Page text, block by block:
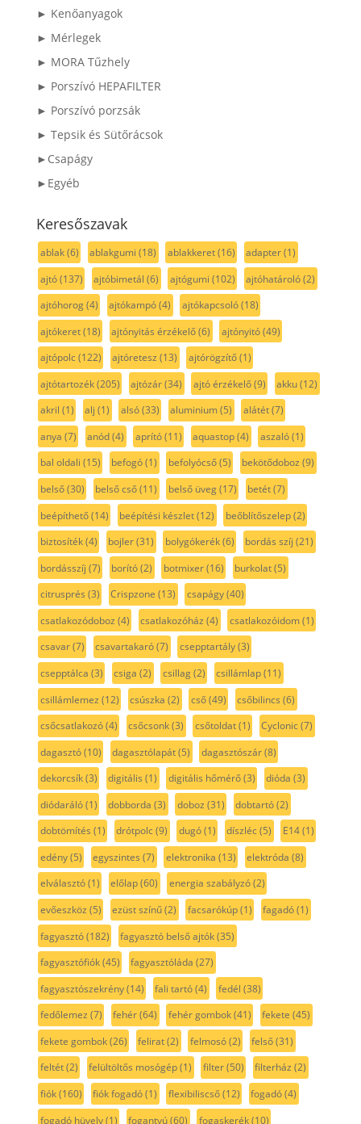
► Kenőanyagok
► Mérlegek
► MORA Tűzhely
► Porszívó HEPAFILTER
► Porszívó porzsák
► Tepsik és Sütőrácsok
►Csapágy
►Egyéb
Keresőszavak
ablak(6) ablakgumi (18) ablakkeret(16) adapter(1)
ajtó(137) ajtóbimetál (6) ajtógumi (102) ajtóhatároló(2)
ajtóhorog(4) ajtókampó(4) ajtókapcsoló(18)
ajtókeret(18) ajtónyitás érzékelő(6) ajtónyitó(49)
ajtópolc(122) ajtóretesz (13) ajtórögzítő(1)
ajtótartozék(205) ajtózár(34) ajtó érzékelő(9) akku(12)
akril (1) alj (1) alsó(33) aluminium(5) alátét(7)
anya (7) anód(4) aprító(11) aquastop(4) aszaló(1)
bal oldali (15) befogó(1) befolyócső(5) bekötődoboz (9)
belső(30) belső cső(11) belső üveg(17) betét(7)
beépíthető(14) beépítési készlet(12) beőblítőszelep(2)
biztosíték(4) bojler(31) bolygókerék(6) bordás szíj (21)
bordásszíj (7) borító(2) botmixer(16) burkolat(5)
citrusprés (3) Crispzone (13) csapágy(40)
csatlakozódoboz (4) csatlakozóház (4) csatlakozóidom(1)
csavar(7) csavartakaró(7) csepptartály(3)
csepptálca (3) csiga (2) csillag(2) csillámlap(11)
csillámlemez (12) csúszka (2) cső(49) csőbilincs (6)
csőcsatlakozó(4) csőcsonk(3) csőtoldat(1) Cyclonic(7)
dagasztó(10) dagasztólapát(5) dagasztószár(8)
dekorcsík(3) digitális (1) digitális hőmérő(3) dióda (3)
diódaráló(1) dobborda (3) doboz (31) dobtartó(2)
dobtömítés (1) drótpolc(9) dugó(1) díszléc(5) E14(1)
edény(5) egyszintes (7) elektronika (13) elektróda (8)
elválasztó(1) előlap(60) energia szabályzó(2)
evőeszköz (5) ezüst színű(2) facsarókúp(1) fagadó(1)
fagyasztó(182) fagyasztó belső ajtók(35)
fagyasztófiók(45) fagyasztóláda (27)
fagyasztószekrény(14) fali tartó(4) fedél (38)
fedőlemez (7) fehér(64) fehér gombok(41) fekete (45)
fekete gombok(26) felirat(2) felmosó(2) felső(31)
feltét(2) felültöltős mosógép(1) filter(50) filterház (2)
fiók(160) fiók fogadó(1) flexibiliscső(12) fogadó(4)
fogadó hüvely(1) fogantyú(60) fogaskerék(10)